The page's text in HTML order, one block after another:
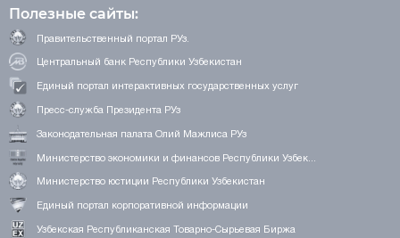
Полезные сайты:
Правительственный портал РУз.
Центральный банк Республики Узбекистан
Единый портал интерактивных государственных услуг
Пресс-служба Президента РУз
Законодательная палата Олий Мажлиса РУз
Министерство экономики и финансов Республики Узбек...
Министерство юстиции Республики Узбекистан
Единый портал корпоративной информации
Узбекская Республиканская Товарно-Сырьевая Биржа